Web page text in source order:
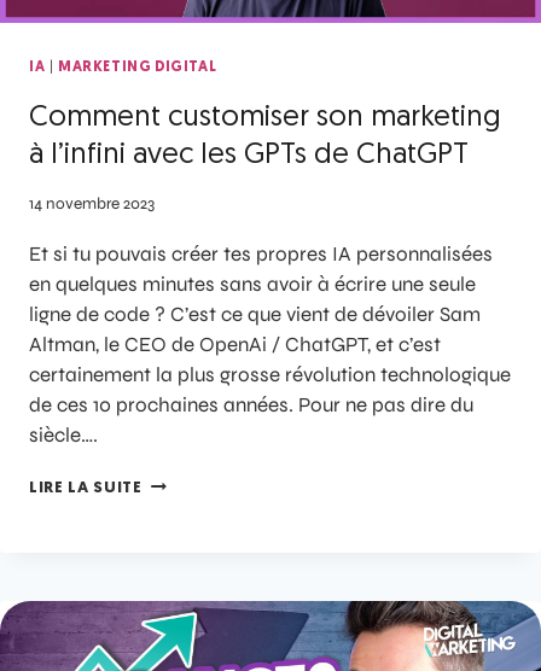
IA | MARKETING DIGITAL
Comment customiser son marketing
à l’infini avec les GPTs de ChatGPT
14 novembre 2023
Et si tu pouvais créer tes propres IA personnalisées
en quelques minutes sans avoir à écrire une seule
ligne de code ? C’est ce que vient de dévoiler Sam
Altman, le CEO de OpenAi / ChatGPT, et c’est
certainement la plus grosse révolution technologique
de ces 10 prochaines années. Pour ne pas dire du
siècle….
LIRE LA SUITE